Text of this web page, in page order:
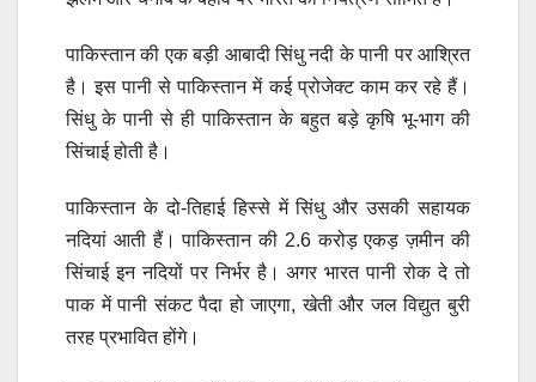
पाकिस्तान की एक बड़ी आबादी सिंधु नदी के पानी पर आश्रित
है। इस पानी से पाकिस्तान में कई प्रोजेक्ट काम कर रहे हैं।
सिंधु के पानी से ही पाकिस्तान के बहुत बड़े कृषि भू-भाग की
सिंचाई होती है।
पाकिस्तान के दो-तिहाई हिस्से में सिंधु और उसकी सहायक
नदियां आती हैं। पाकिस्तान की 2.6 करोड़ एकड़ ज़मीन की
सिंचाई इन नदियों पर निर्भर है। अगर भारत पानी रोक दे तो
पाक में पानी संकट पैदा हो जाएगा, खेती और जल विद्युत बुरी
तरह प्रभावित होंगे।